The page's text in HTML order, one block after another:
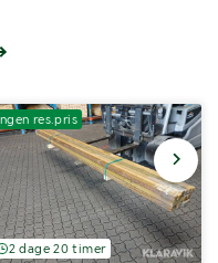
res.pris
2 dage 20 timer